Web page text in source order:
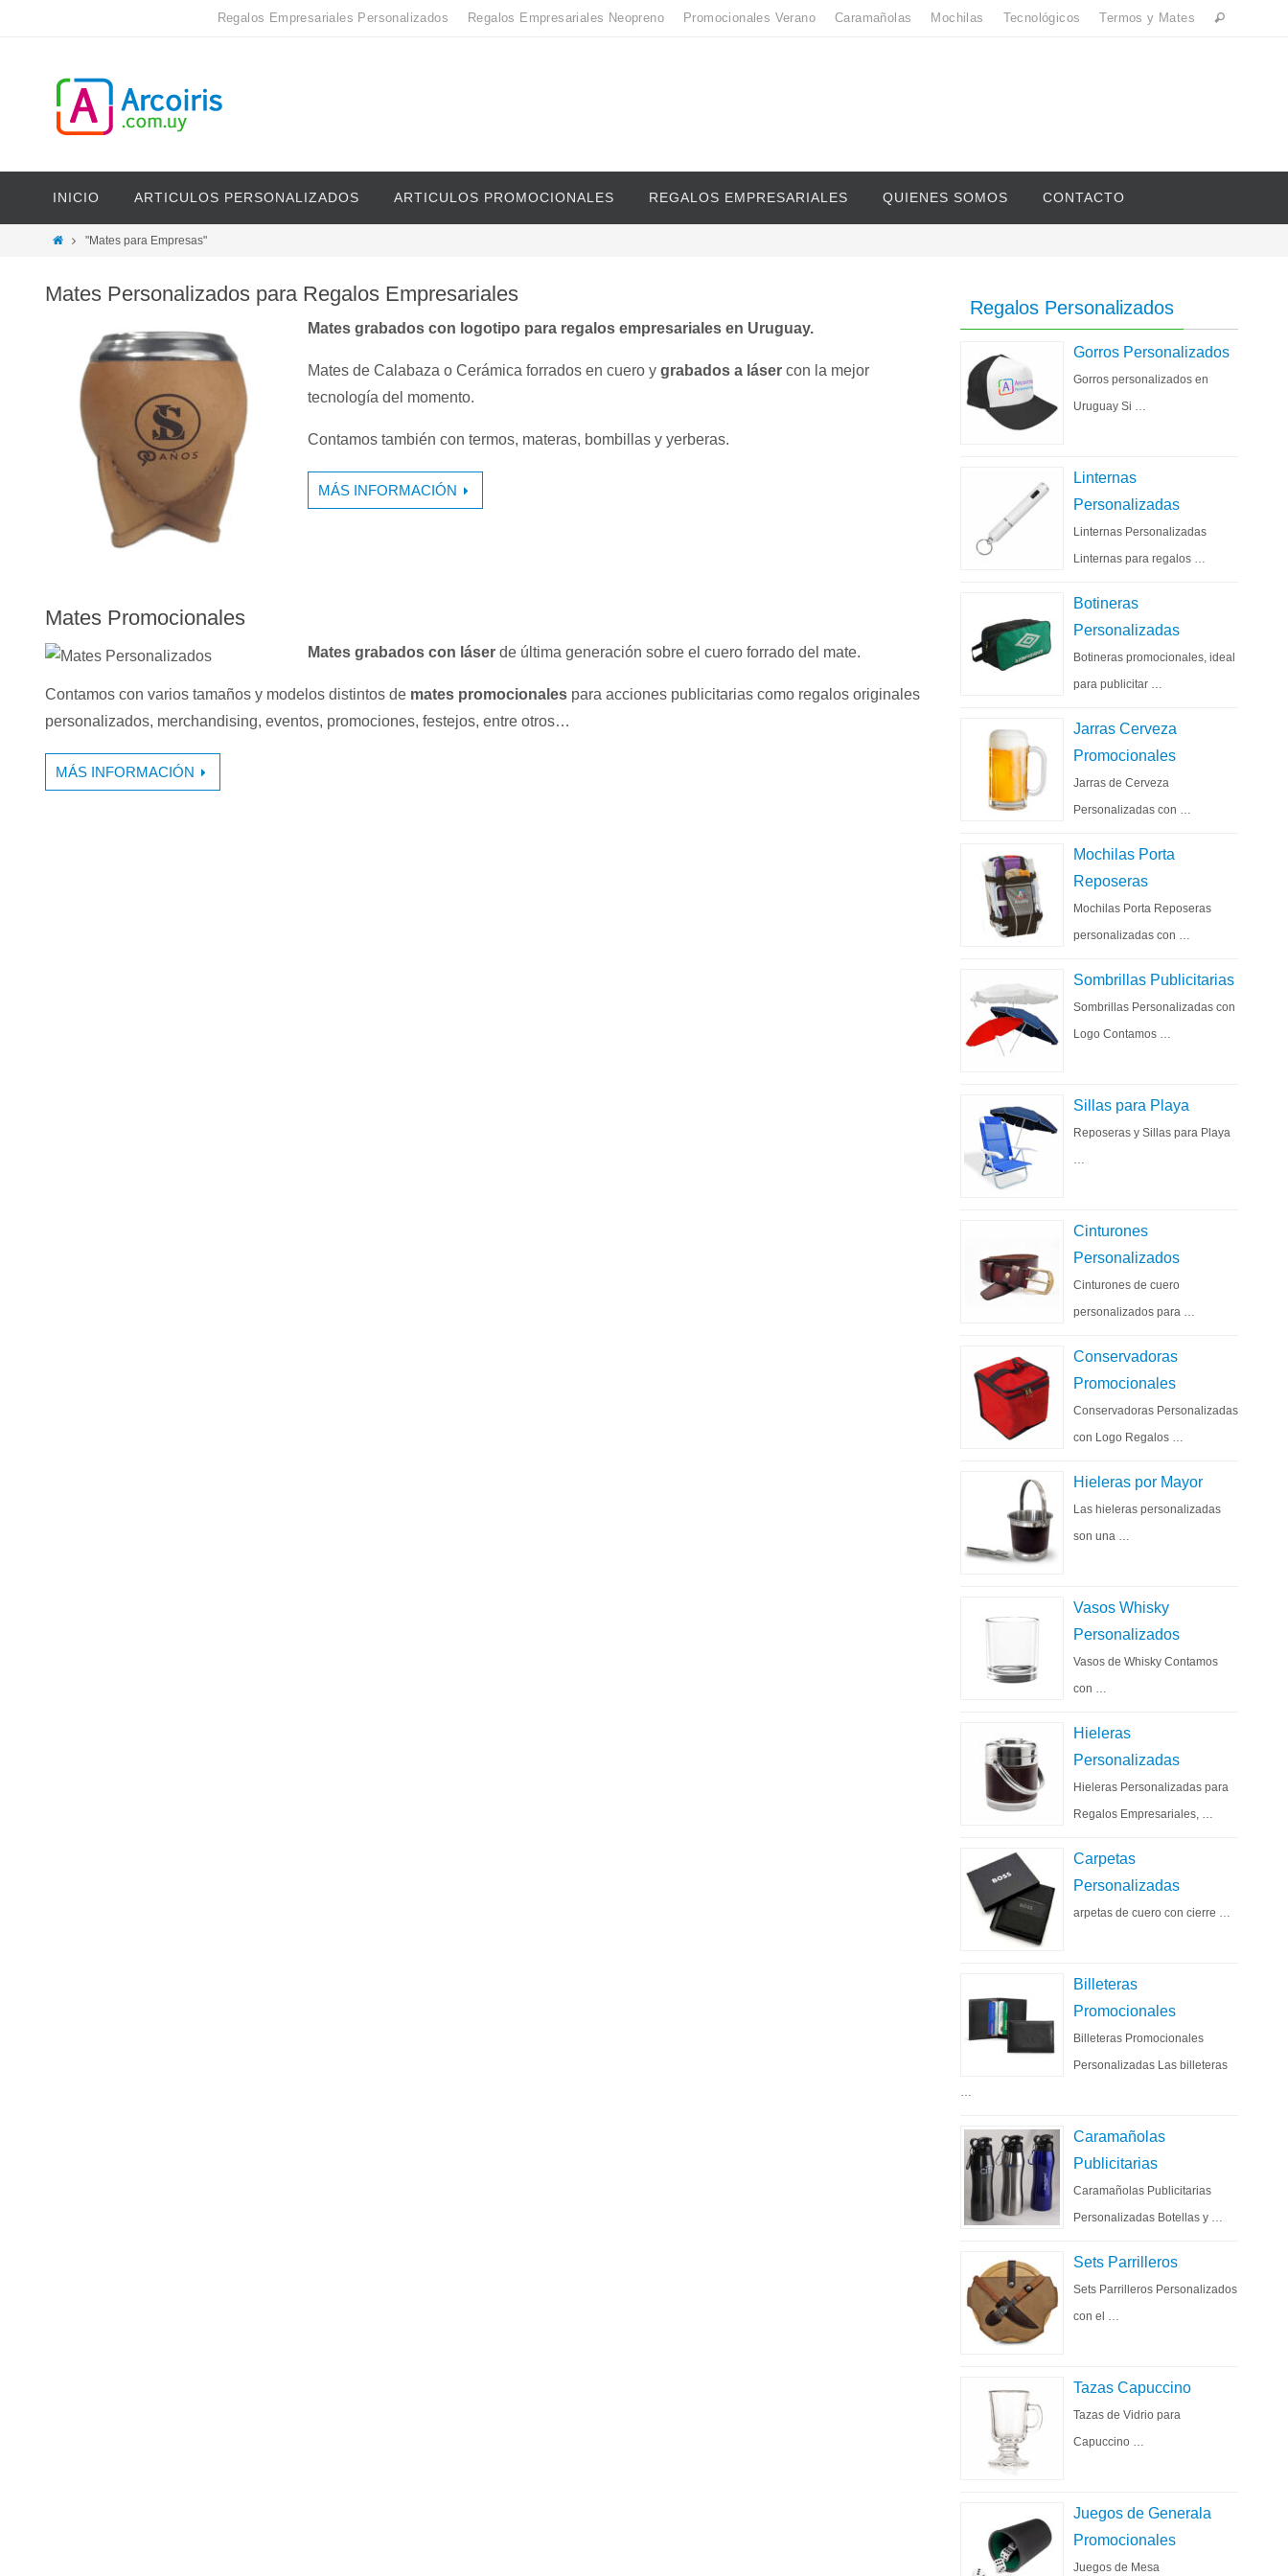
Regalos Empresariales Personalizados Regalos Empresariales Neopreno Promocionales Verano Caramañolas Mochilas Tecnológicos Termos y Mates
INICIO ARTICULOS PERSONALIZADOS ARTICULOS PROMOCIONALES REGALOS EMPRESARIALES QUIENES SOMOS CONTACTO
"Mates para Empresas"
Mates Personalizados para Regalos Empresariales
Mates grabados con logotipo para regalos empresariales en Uruguay.
Mates de Calabaza o Cerámica forrados en cuero y grabados a láser con la mejor
tecnología del momento.
Contamos también con termos, materas, bombillas y yerberas.
MÁS INFORMACIÓN
Mates Promocionales
Mates grabados con láser de última generación sobre el cuero forrado del mate.
Contamos con varios tamaños y modelos distintos de mates promocionales para acciones publicitarias como regalos originales
personalizados, merchandising, eventos, promociones, festejos, entre otros…
MÁS INFORMACIÓN
Regalos Personalizados
Gorros Personalizados
Gorros personalizados en
Uruguay Si …
Linternas
Personalizadas
Linternas Personalizadas
Linternas para regalos …
Botineras
Personalizadas
Botineras promocionales, ideal
para publicitar …
Jarras Cerveza
Promocionales
Jarras de Cerveza
Personalizadas con …
Mochilas Porta
Reposeras
Mochilas Porta Reposeras
personalizadas con …
Sombrillas Publicitarias
Sombrillas Personalizadas con
Logo Contamos …
Sillas para Playa
Reposeras y Sillas para Playa
…
Cinturones
Personalizados
Cinturones de cuero
personalizados para …
Conservadoras
Promocionales
Conservadoras Personalizadas
con Logo Regalos …
Hieleras por Mayor
Las hieleras personalizadas
son una …
Vasos Whisky
Personalizados
Vasos de Whisky Contamos
con …
Hieleras
Personalizadas
Hieleras Personalizadas para
Regalos Empresariales, …
Carpetas
Personalizadas
arpetas de cuero con cierre …
Billeteras
Promocionales
Billeteras Promocionales
Personalizadas Las billeteras
…
Caramañolas
Publicitarias
Caramañolas Publicitarias
Personalizadas Botellas y …
Sets Parrilleros
Sets Parrilleros Personalizados
con el …
Tazas Capuccino
Tazas de Vidrio para
Capuccino …
Juegos de Generala
Promocionales
Juegos de Mesa